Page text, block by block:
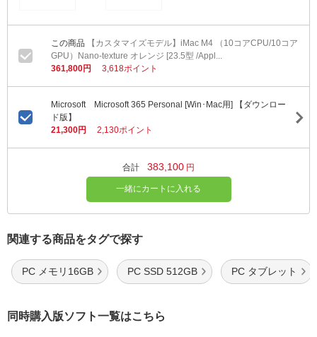
【カスタマイズモデル】iMac M4 （10コアCPU/10コア
GPU）Nano-texture オレンジ [23.5型 /Appl...
361,800円
3,618ポイント
Microsoft Microsoft 365 Personal [Win･Mac用] 【ダウンロー
ド版】
21,300円
2,130ポイント
合計 383,100 円
一緒にカートに入れる
関連する商品をタグで探す
PC メモリ16GB PC SSD 512GB PC タブレット
同時購入版ソフト一覧はこちら